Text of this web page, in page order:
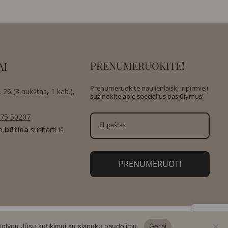
26 (3 aukštas, 1 kab.),
50207
būtina susitarti iš
PRENUMERUOKITE!
Prenumeruokite naujienlaiškį ir pirmieji
sužinokite apie specialius pasiūlymus!
PRENUMERUOTI
Jūsų sutikimui su slapukų naudojimu. Gerai